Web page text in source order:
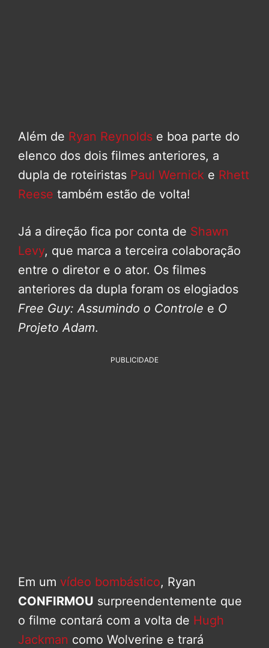
Além de Ryan Reynolds e boa parte do
elenco dos dois filmes anteriores, a
dupla de roteiristas Paul Wernick e Rhett
Reese também estão de volta!
Já a direção fica por conta de Shawn
Levy, que marca a terceira colaboração
entre o diretor e o ator. Os filmes
anteriores da dupla foram os elogiados
Free Guy: Assumindo o Controle e O
Projeto Adam.
PUBLICIDADE
Em um vídeo bombástico, Ryan
CONFIRMOU surpreendentemente que
o filme contará com a volta de Hugh
Jackman como Wolverine e trará